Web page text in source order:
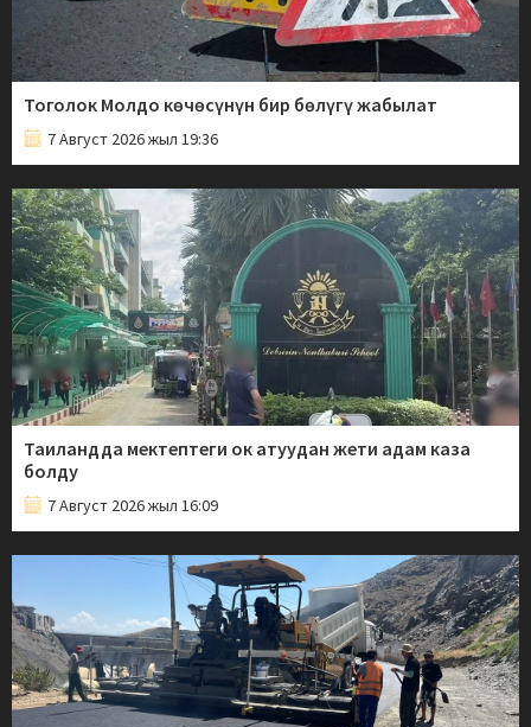
Тоголок Молдо көчөсүнүн бир бөлүгү жабылат
7 Август 2026 жыл 19:36
Таиландда мектептеги ок атуудан жети адам каза
болду
7 Август 2026 жыл 16:09